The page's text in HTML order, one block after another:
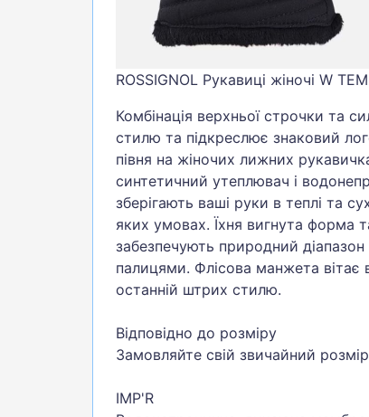
ROSSIGNOL Рукавиці жіночі W
Комбінація верхньої строчки та
стилю та підкреслює знаковий
півня на жіночих лижних
синтетичний утеплювач і
зберігають ваші руки в теплі та
яких умовах. Їхня вигнута форма
забезпечують природний діапазон
палицями. Флісова манжета вітає
останній штрих стилю.
Відповідно до розміру
Замовляйте свій звичайний розмір
IMP'R